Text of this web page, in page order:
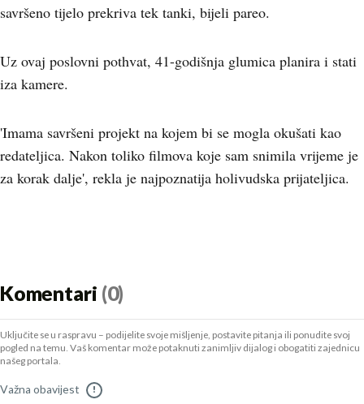
savršeno tijelo prekriva tek tanki, bijeli pareo.
Uz ovaj poslovni pothvat, 41-godišnja glumica planira i stati
iza kamere.
'Imama savršeni projekt na kojem bi se mogla okušati kao
redateljica. Nakon toliko filmova koje sam snimila vrijeme je
za korak dalje', rekla je najpoznatija holivudska prijateljica.
Komentari (0)
Uključite se u raspravu – podijelite svoje mišljenje, postavite pitanja ili ponudite svoj
pogled na temu. Vaš komentar može potaknuti zanimljiv dijalog i obogatiti zajednicu
našeg portala.
Važna obavijest !